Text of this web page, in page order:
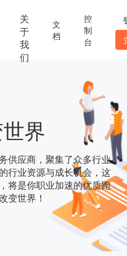
关
于
我
们
文
档
控
制
台
界
供应商，聚集了众多行业
行业资源与成长机会，这
将是你职业加速的优质跑
变世界！